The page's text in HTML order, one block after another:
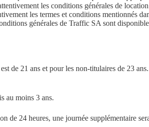
les conditions générales de
les termes et conditions mentionnés
générales de Traffic SA sont
de 21 ans et pour les non-titulaires de 23
au moins 3 ans.
de 24 heures, une journée supplémentaire